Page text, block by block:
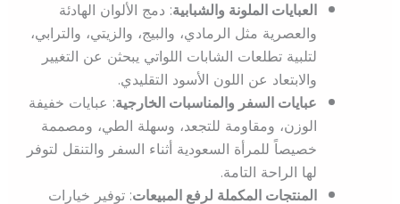
العبايات الملونة والشبابية: دمج الألوان الهادئة
والعصرية مثل الرمادي، والبيج، والزيتي، والترابي،
لتلبية تطلعات الشابات اللواتي يبحثن عن التغيير
والابتعاد عن اللون الأسود التقليدي.
عبايات السفر والمناسبات الخارجية: عبايات خفيفة
الوزن، ومقاومة للتجعد، وسهلة الطي، ومصممة
خصيصاً للمرأة السعودية أثناء السفر والتنقل لتوفر
لها الراحة التامة.
المنتجات المكملة لرفع المبيعات: توفير خيارات